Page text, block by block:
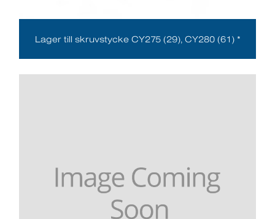
Lager till skruvstycke CY275 (29), CY280 (61) *